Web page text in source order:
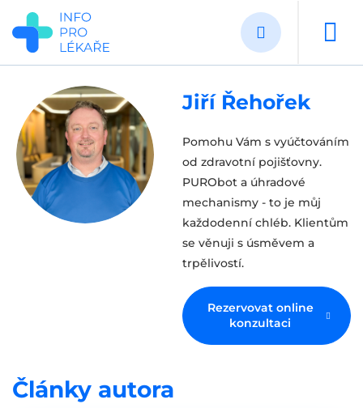
Přejít
hlavnímu
obsahu
Jiří Řehořek
Pomohu Vám s vyúčtováním
od zdravotní pojišťovny.
PURObot a úhradové
mechanismy - to je můj
každodenní chléb. Klientům
se věnuji s úsměvem a
trpělivostí.
Rezervovat online
konzultaci
Články autora